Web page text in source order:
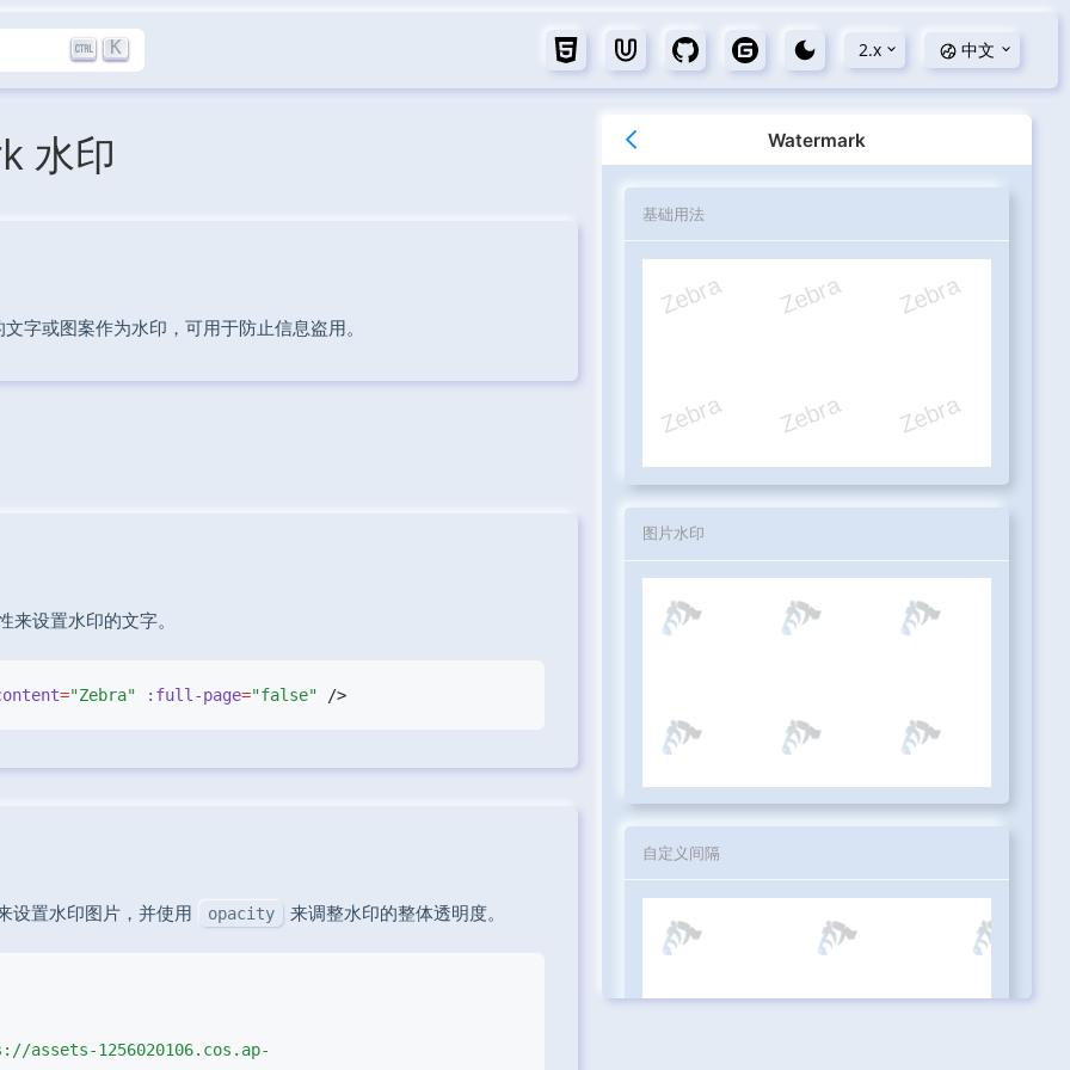
K 2.x 中文
水印
字或图案作为水印，可用于防止信息盗用。
来设置水印的文字。
="Zebra" :full-page="false"
设置水印图片，并使用 opacity 来调整水印的整体透明度。
assets-1256020106.cos.ap-